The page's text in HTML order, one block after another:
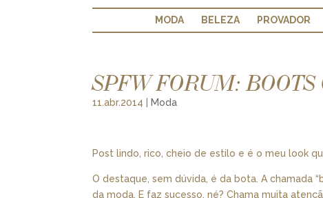
MODA BELEZA PROVADOR
SPFW FORUM:
11.abr.2014 Moda
Post lindo, rico, cheio de estilo e é o meu look
O destaque, sem dúvida, é da bota. A chamada
da moda. E faz sucesso, né? Chama muita